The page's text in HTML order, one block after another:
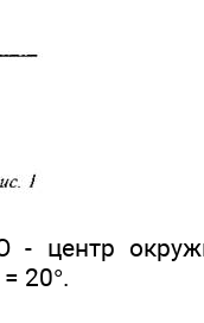
центр
20°.